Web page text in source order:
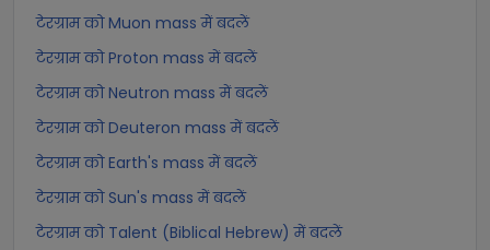
टेरग्राम को Muon mass में बदलें
टेरग्राम को Proton mass में बदलें
टेरग्राम को Neutron mass में बदलें
टेरग्राम को Deuteron mass में बदलें
टेरग्राम को Earth's mass में बदलें
टेरग्राम को Sun's mass में बदलें
टेरग्राम को Talent (Biblical Hebrew) में बदलें